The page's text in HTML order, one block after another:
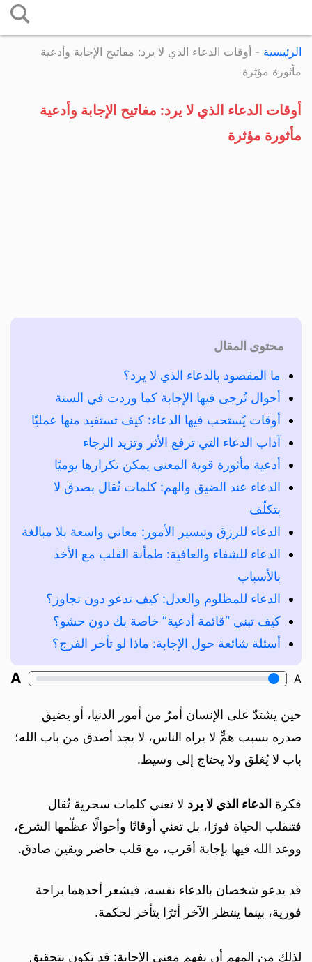
إلى
المحتوى
الرئيسية - أوقات الدعاء الذي لا يرد: مفاتيح الإجابة وأدعية
مأثورة مؤثرة
أوقات الدعاء الذي لا يرد: مفاتيح الإجابة وأدعية
مأثورة مؤثرة
محتوى المقال
ما المقصود بالدعاء الذي لا يرد؟
أحوال تُرجى فيها الإجابة كما وردت في السنة
أوقات يُستحب فيها الدعاء: كيف تستفيد منها عمليًا
آداب الدعاء التي ترفع الأثر وتزيد الرجاء
أدعية مأثورة قوية المعنى يمكن تكرارها يوميًا
الدعاء عند الضيق والهم: كلمات تُقال بصدق لا
بتكلّف
الدعاء للرزق وتيسير الأمور: معاني واسعة بلا مبالغة
الدعاء للشفاء والعافية: طمأنة القلب مع الأخذ
بالأسباب
الدعاء للمظلوم والعدل: كيف تدعو دون تجاوز؟
كيف تبني “قائمة أدعية” خاصة بك دون حشو؟
أسئلة شائعة حول الإجابة: ماذا لو تأخر الفرج؟
A
A
حين يشتدّ على الإنسان أمرٌ من أمور الدنيا، أو يضيق
صدره بسبب همٍّ لا يراه الناس، لا يجد أصدق من باب الله؛
باب لا يُغلق ولا يحتاج إلى وسيط.
فكرة الدعاء الذي لا يرد لا تعني كلمات سحرية تُقال
فتنقلب الحياة فورًا، بل تعني أوقاتًا وأحوالًا عظّمها الشرع،
ووعد الله فيها بإجابة أقرب، مع قلب حاضر ويقين صادق.
قد يدعو شخصان بالدعاء نفسه، فيشعر أحدهما براحة
فورية، بينما ينتظر الآخر أثرًا يتأخر لحكمة.
لذلك من المهم أن نفهم معنى الإجابة: قد تكون بتحقيق